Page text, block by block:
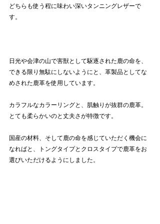
どちらも使う程に味わい深いタンニングレザーで
す。
日光や会津の山で害獣として駆逐された鹿の命を、
できる限り無駄にしないようにと、革製品としてな
めされた鹿革を使用しています。
カラフルなカラーリングと、肌触りが抜群の鹿革。
とても柔らかいのと丈夫さが特徴です。
国産の材料、そして鹿の命を感じていただく機会に
なればと、トングタイプとクロスタイプで鹿革をお
選びいただけるようにしました。